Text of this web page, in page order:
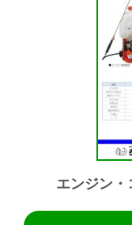
エンジン・